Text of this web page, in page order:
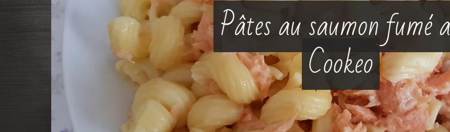
Pâtes au saumon fumé
Cookeo